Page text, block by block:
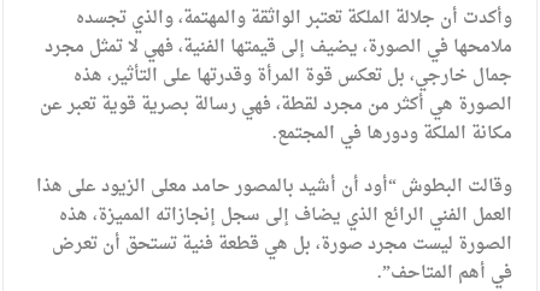
وأكدت أن جلالة الملكة تعتبر الواثقة والمهتمة، والذي تجسده
ملامحها في الصورة، يضيف إلى قيمتها الفنية، فهي لا تمثل مجرد
جمال خارجي، بل تعكس قوة المرأة وقدرتها على التأثير، هذه
الصورة هي أكثر من مجرد لقطة، فهي رسالة بصرية قوية تعبر عن
مكانة الملكة ودورها في المجتمع.
وقالت البطوش “أود أن أشيد بالمصور حامد معلى الزيود على هذا
العمل الفني الرائع الذي يضاف إلى سجل إنجازاته المميزة، هذه
الصورة ليست مجرد صورة، بل هي قطعة فنية تستحق أن تعرض
في أهم المتاحف”.